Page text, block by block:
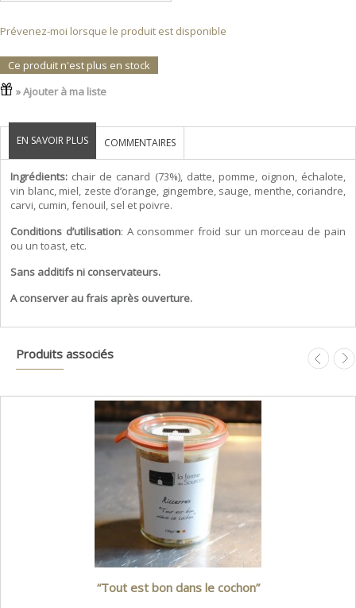
Prévenez-moi lorsque le produit est disponible
Ce produit n'est plus en stock
» Ajouter à ma liste
EN SAVOIR PLUS COMMENTAIRES
Ingrédients: chair de canard (73%), datte, pomme, oignon, échalote,
vin blanc, miel, zeste d’orange, gingembre, sauge, menthe, coriandre,
carvi, cumin, fenouil, sel et poivre.
Conditions d’utilisation: A consommer froid sur un morceau de pain
ou un toast, etc.
Sans additifs ni conservateurs.
A conserver au frais après ouverture.
Produits associés
“Tout est bon dans le cochon”